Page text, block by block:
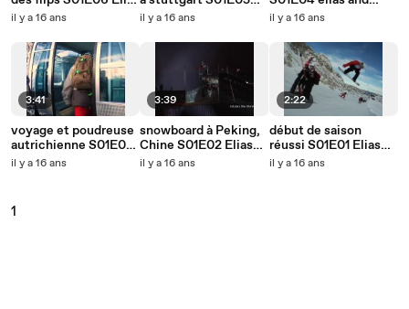
and friends
il y a 16 ans
3:41
voyage et poudreuse
autrichienne S01E03
Elias and Friends
il y a 16 ans
Elias and Friends
il y a 16 ans
3:39
snowboard à Peking,
Chine S01E02 Elias
and Friends
il y a 16 ans
friends
il y a 16 ans
2:22
début de saison
réussi S01E01 Elias
and Friends
il y a 16 ans
1